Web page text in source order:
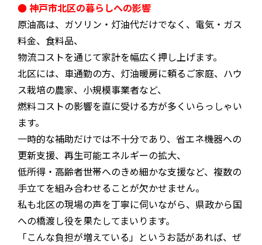
● 神戸市北区の暮らしへの影響
原油高は、ガソリン・灯油代だけでなく、電気・ガス
料金、食料品、
物流コストを通じて家計を幅広く押し上げます。
北区には、車通勤の方、灯油暖房に頼るご家庭、ハウ
ス栽培の農家、小規模事業者など、
燃料コストの影響を直に受ける方が多くいらっしゃい
ます。
一時的な補助だけでは不十分であり、省エネ機器への
更新支援、再生可能エネルギーの拡大、
低所得・高齢者世帯へのきめ細かな支援など、複数の
手立てを組み合わせることが欠かせません。
私も北区の現場の声を丁寧に伺いながら、県政から国
への橋渡し役を果たしてまいります。
「こんな負担が増えている」というお話があれば、ぜ